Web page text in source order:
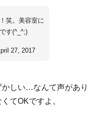
笑。美容室に
す(^_^;)
27, 2017
しい…なんて声があり
てOKですよ。